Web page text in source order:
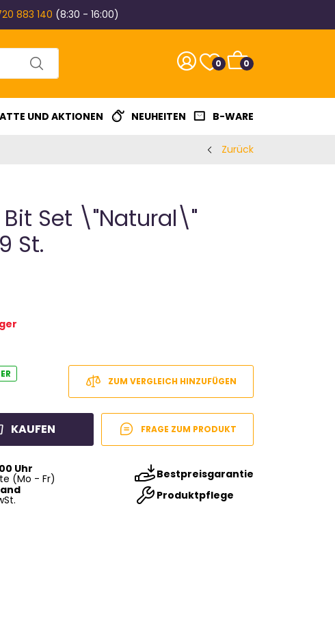
883 140 (8:30 - 16:00)
0 0
UND AKTIONEN NEUHEITEN B-WARE
Zurück
Bit Set \"Natural\"
St.
ZUM VERGLEICH HINZUFÜGEN
KAUFEN FRAGE ZUM PRODUKT
Uhr
(Mo - Fr)
Bestpreisgarantie
Produktpflege